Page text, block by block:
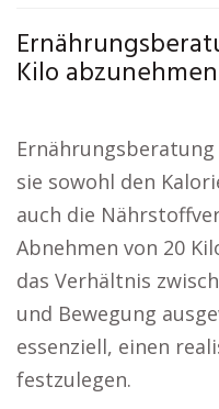
Kilo abzunehmen
sie sowohl den
auch die
Abnehmen von 20
das Verhältnis
und Bewegung
essenziell, einen
festzulegen.